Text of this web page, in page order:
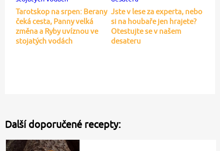
Tarotskop na srpen: Berany
čeká cesta, Panny velká
změna a Ryby uvíznou ve
stojatých vodách
Jste v lese za experta, nebo
si na houbaře jen hrajete?
Otestujte se v našem
desateru
Další doporučené recepty: